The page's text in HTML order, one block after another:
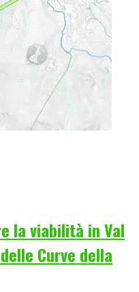
la viabilità in Val
Curve della